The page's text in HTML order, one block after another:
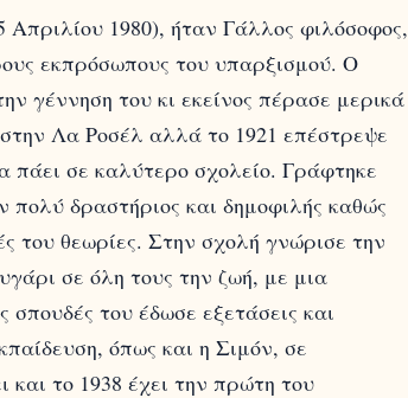
1980), ήταν Γάλλος φιλόσοφος,
εκπρόσωπους του υπαρξισμού. Ο
γέννηση του κι εκείνος πέρασε μερικά
Λα Ροσέλ αλλά το 1921 επέστρεψε
πάει σε καλύτερο σχολείο. Γράφτηκε
δραστήριος και δημοφιλής καθώς
του θεωρίες. Στην σχολή γνώρισε την
σε όλη τους την ζωή, με μια
του έδωσε εξετάσεις και
όπως και η Σιμόν, σε
και το 1938 έχει την πρώτη του